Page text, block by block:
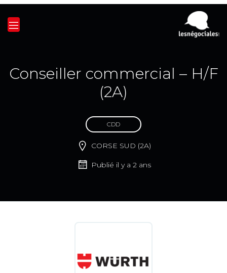
Conseiller commercial – H/F
(2A)
CDD
CORSE SUD (2A)
Publié il y a 2 ans